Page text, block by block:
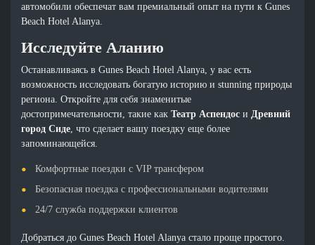
автомобили обеспечат вам премиальный опыт на пути к Gunes
Beach Hotel Alanya.
Исследуйте Аланию
Останавливаясь в Gunes Beach Hotel Alanya, у вас есть
возможность исследовать богатую историю и stunning природы
региона. Откройте для себя знаменитые
достопримечательности, такие какТеатр Аспендос и Древний
город Сиде , что сделает вашу поездку еще более
запоминающейся.
Комфортные поездки с VIP трансфером
Безопасная поездка с профессиональными водителями
24/7 служба поддержки клиентов
Добраться до Gunes Beach Hotel Alanya стало проще простого.